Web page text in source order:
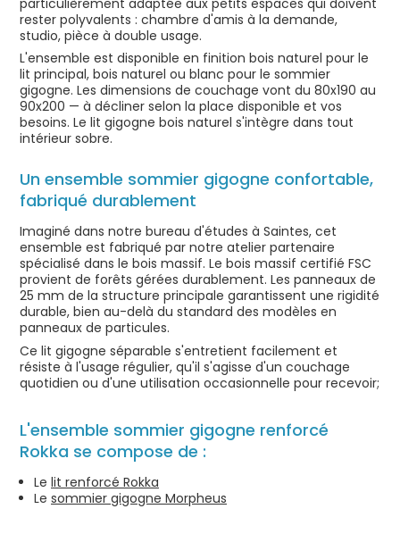
rester polyvalents : chambre d'amis à la demande,
studio, pièce à double usage.
L'ensemble est disponible en finition bois naturel pour le
lit principal, bois naturel ou blanc pour le sommier
gigogne. Les dimensions de couchage vont du 80x190 au
90x200 — à décliner selon la place disponible et vos
besoins. Le lit gigogne bois naturel s'intègre dans tout
intérieur sobre.
Un ensemble sommier gigogne confortable,
fabriqué durablement
Imaginé dans notre bureau d'études à Saintes, cet
ensemble est fabriqué par notre atelier partenaire
spécialisé dans le bois massif. Le bois massif certifié FSC
provient de forêts gérées durablement. Les panneaux de
25 mm de la structure principale garantissent une rigidité
durable, bien au-delà du standard des modèles en
panneaux de particules.
Ce lit gigogne séparable s'entretient facilement et
résiste à l'usage régulier, qu'il s'agisse d'un couchage
quotidien ou d'une utilisation occasionnelle pour recevoir;
L'ensemble sommier gigogne renforcé
Rokka se compose de :
Le lit renforcé Rokka
Le sommier gigogne Morpheus